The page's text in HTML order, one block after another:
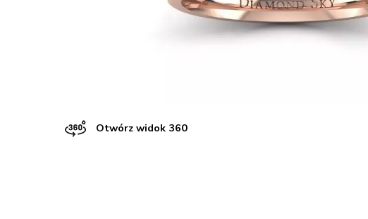
Otwórz widok 360